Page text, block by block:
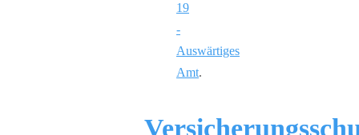
19
-
Auswärtiges
Amt.